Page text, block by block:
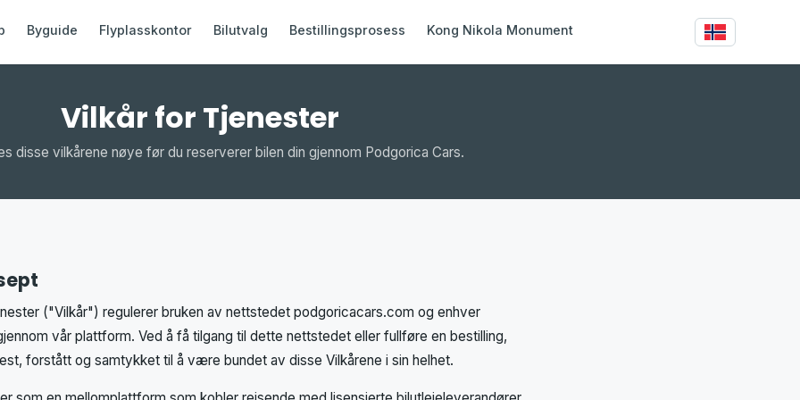
Byguide Flyplasskontor Bilutvalg Bestillingsprosess Kong Nikola Monument
Vilkår for Tjenester
disse vilkårene nøye før du reserverer bilen din gjennom Podgorica Cars.
("Vilkår") regulerer bruken av nettstedet podgoricacars.com og enhver
vår plattform. Ved å få tilgang til dette nettstedet eller fullføre en bestilling,
forstått og samtykket til å være bundet av disse Vilkårene i sin helhet.